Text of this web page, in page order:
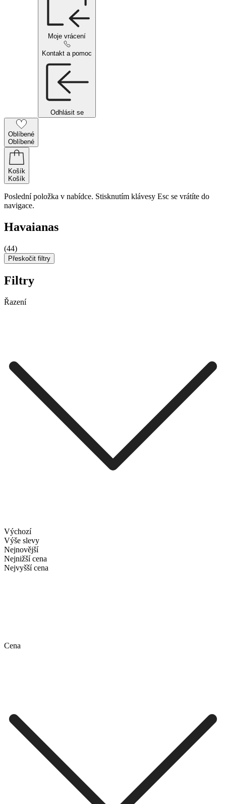
Moje vrácení
Kontakt a pomoc
Odhlásit se
Oblíbené
Oblíbené
Košík
Košík
Poslední položka v nabídce. Stisknutím klávesy Esc se vrátíte do
navigace.
Havaianas
(44)
Přeskočit filtry
Filtry
Řazení
Výchozí
Výše slevy
Nejnovější
Nejnižší cena
Nejvyšší cena
Cena